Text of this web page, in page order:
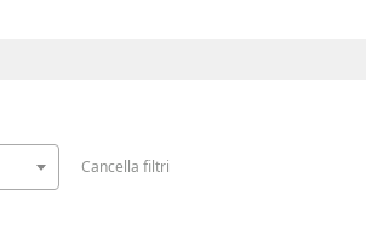
Cancella filtri